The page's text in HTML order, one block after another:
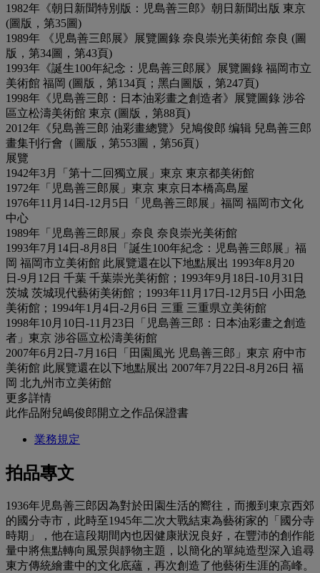
1982年《朝日新聞特別版：児島善三郎》朝日新聞出版 東京
(圖版，第35圖)
1989年 《児島善三郎展》展覽圖錄 奈良崇光美術館 奈良 (圖
版，第34圖，第43頁)
1993年《誕生100年紀念：児島善三郎展》展覽圖錄 福岡市立
美術館 福岡 (圖版，第134頁；黑白圖版，第247頁)
1998年《児島善三郎：日本油彩畫之創造者》展覽圖錄 涉谷
區立松濤美術館 東京 (圖版，第88頁)
2012年《兒島善三郎 油彩畫總覽》兒鳩俊郎 编辑 兒島善三郎
畫集刊行會（圖版，第553圖，第56頁）
展覽
1942年3月「第十二回獨立展」東京 東京都美術館
1972年「児島善三郎展」東京 東京日本橋高島屋
1976年11月14日-12月5日「児島善三郎展」福岡 福岡市文化
中心
1989年「児島善三郎展」奈良 奈良崇光美術館
1993年7月14日-8月8日「誕生100年紀念：児島善三郎展」福
岡 福岡市立美術館 此展覽還在以下地點展出 1993年8月20
日-9月12日 千葉 千葉崇光美術館；1993年9月18日-10月31日
茨城 茨城現代藝術美術館；1993年11月17日-12月5日 小田急
美術館；1994年1月4日-2月6日 三重 三重県立美術館
1998年10月10日-11月23日「児島善三郎：日本油彩畫之創造
者」東京 涉谷區立松濤美術館
2007年6月2日-7月16日「田園風光 児島善三郎」東京 府中市
美術館 此展覽還在以下地點展出 2007年7月22日-8月26日 福
岡 北九州市立美術館
更多詳情
此作品附兒嶋俊郎開立之作品保證書
業務規定
拍品專文
1936年児島善三郎因為對於田園生活的嚮往，而搬到東京西郊
的國分寺市，此時至1945年二次大戰結束為藝術家的「國分寺
時期」，他在這段期間內也因健康狀況良好，在豐沛的創作能
量中將焦點轉向風景與靜物主題，以簡化的單純造型深入追尋
東方傳統繪畫中的文化底蘊，再次創造了他藝術生涯的高峰。